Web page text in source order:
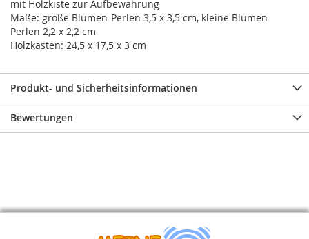
mit Holzkiste zur Aufbewahrung
Maße: große Blumen-Perlen 3,5 x 3,5 cm, kleine Blumen-
Perlen 2,2 x 2,2 cm
Holzkasten: 24,5 x 17,5 x 3 cm
Produkt- und Sicherheitsinformationen
Bewertungen